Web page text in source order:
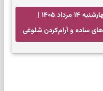
فال فرشتگان امروز چهارشنبه ۱۴ مرداد ۱۴۰۵ |
ساده و آرام‌کردن شلوغی